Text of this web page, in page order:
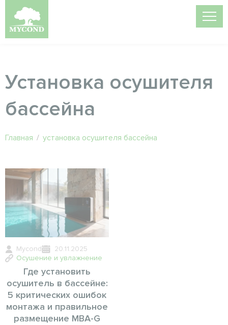
Установка осушителя
бассейна
Главная / установка осушителя бассейна
Mycond
20.11.2025
Осушение и увлажнение
Где установить
осушитель в бассейне:
5 критических ошибок
монтажа и правильное
размещение MBA-G